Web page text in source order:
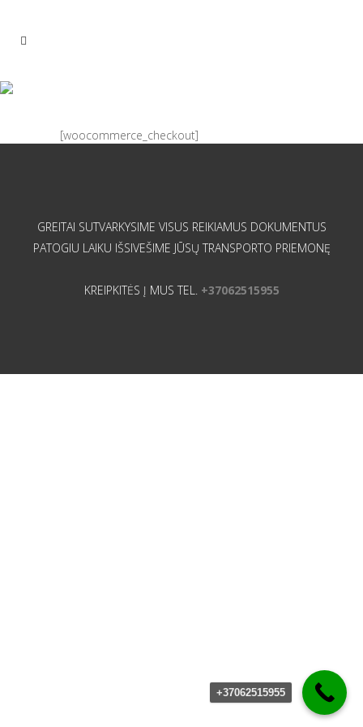
[woocommerce_checkout]
GREITAI SUTVARKYSIME VISUS REIKIAMUS DOKUMENTUS
PATOGIU LAIKU IŠSIVEŠIME JŪSŲ TRANSPORTO PRIEMONĘ
KREIPKITĖS Į MUS TEL. +37062515955
+37062515955